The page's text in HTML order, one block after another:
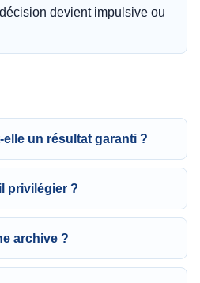
devient impulsive ou
un résultat garanti ?
privilégier ?
archive ?